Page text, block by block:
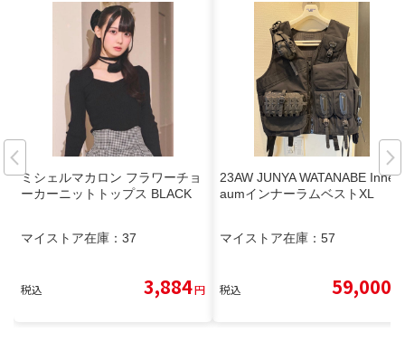
ミシェルマカロン フラワーチョ
ーカーニットトップス BLACK
マイストア在庫： 37
税込 3,884円
23AW JUNYA WATANABE Innerr
aumインナーラムベストXL
マイストア在庫： 57
税込 59,000